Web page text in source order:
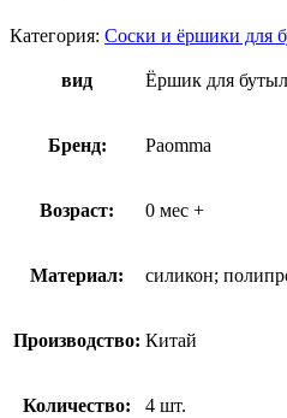
Категория: Соски и ёршики для
вид Ёршик для
Бренд: Paomma
Возраст: 0 мес +
Материал: силикон;
Производство: Китай
Количество: 4 шт.